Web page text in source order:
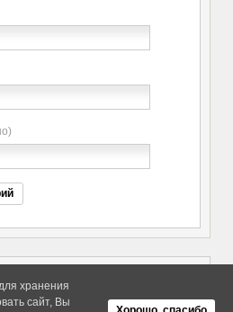
Об Arras WordPress Theme
хранения
сайт, Вы